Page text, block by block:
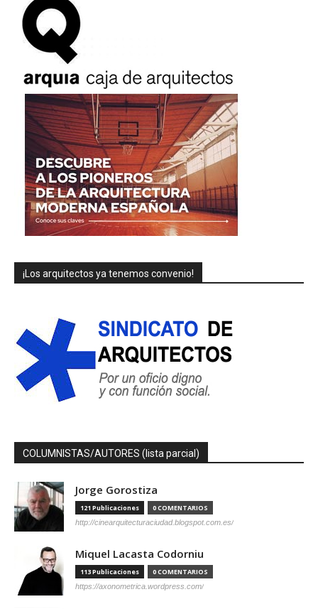
¡Los arquitectos ya tenemos convenio!
COLUMNISTAS/AUTORES (lista parcial)
Jorge Gorostiza
121 Publicaciones 0 COMENTARIOS
http://cinearquitecturaciudad.blogspot.com.es/
Miquel Lacasta Codorniu
113 Publicaciones 0 COMENTARIOS
https://axonometrica.wordpress.com/